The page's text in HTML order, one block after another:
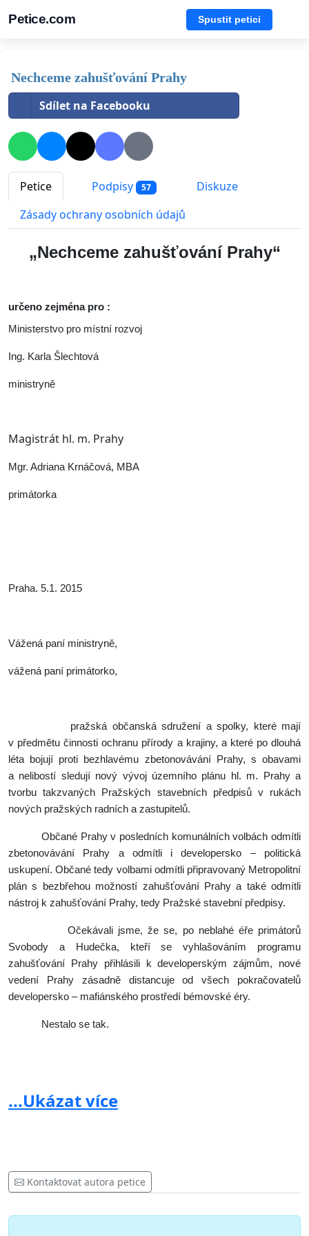
Petice.com Spustit petici
Nechceme zahušťování Prahy
Sdílet na Facebooku
Petice Podpisy 57
Diskuze
Zásady ochrany osobních údajů
„Nechceme zahušťování Prahy“
určeno zejména pro :
Ministerstvo pro místní rozvoj
Ing. Karla Šlechtová
ministryně
Magistrát hl. m. Prahy
Mgr. Adriana Krnáčová, MBA
primátorka
Praha. 5.1. 2015
Vážená paní ministryně,
vážená paní primátorko,
pražská občanská sdružení a spolky, které mají
v předmětu činnosti ochranu přírody a krajiny, a které po dlouhá
léta bojují proti bezhlavému zbetonovávání Prahy, s obavami
a nelibostí sledují nový vývoj územního plánu hl. m. Prahy a
tvorbu takzvaných Pražských stavebních předpisů v rukách
nových pražských radních a zastupitelů.
Občané Prahy v posledních komunálních volbách odmítli
zbetonovávání Prahy a odmítli i developersko – politická
uskupení. Občané tedy volbami odmítli připravovaný Metropolitní
plán s bezbřehou možností zahušťování Prahy a také odmítli
nástroj k zahušťování Prahy, tedy Pražské stavební předpisy.
Očekávali jsme, že se, po neblahé éře primátorů
Svobody a Hudečka, kteří se vyhlašováním programu
zahušťování Prahy přihlásili k developerským zájmům, nové
vedení Prahy zásadně distancuje od všech pokračovatelů
developersko – mafiánského prostředí bémovské éry.
Nestalo se tak.
Nové kroky vedení magistrátu zejména radního PhDr.
ministerstva pro místní rozvoj na podivné požadavky magistrátu
hl. m. Prahy nepřistupovat a řídit se zákonem. Náměstek
...Ukázat více
Kontaktovat autora petice